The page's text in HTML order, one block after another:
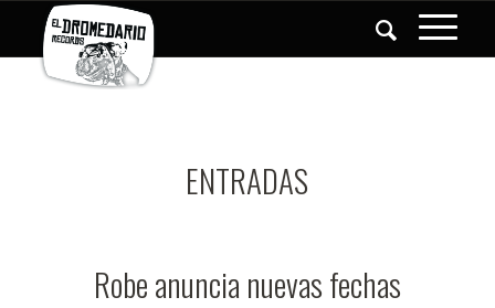
ENTRADAS
Robe anuncia nuevas fechas